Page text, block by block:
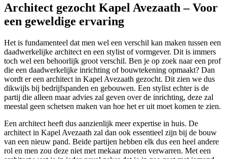
Architect gezocht Kapel Avezaath – Voor
een geweldige ervaring
Het is fundamenteel dat men wel een verschil kan maken tussen een
daadwerkelijke architect en een stylist of vormgever. Dit is immers
toch wel een behoorlijk groot verschil. Ben je op zoek naar een prof
die een daadwerkelijke inrichting of bouwtekening opmaakt? Dan
wordt er een architect in Kapel Avezaath gezocht. Dit zien we dus
dikwijls bij bedrijfspanden en gebouwen. Een stylist echter is de
partij die alleen maar advies zal geven over de inrichting, deze zal
meestal geen schetsen maken van hoe het er uit moet komen te zien.
Een architect heeft dus aanzienlijk meer expertise in huis. De
architect in Kapel Avezaath zal dan ook essentieel zijn bij de bouw
van een nieuw pand. Beide partijen hebben elk dus een heel andere
rol en men zou deze niet met mekaar moeten verwarren. Met een